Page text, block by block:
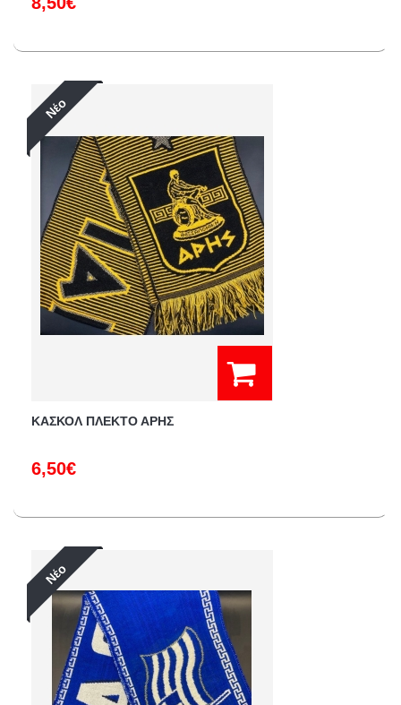
Νέο
ΚΑΣΚΟΛ ΠΛΕΚΤΟ ΑΡΗΣ
6,50€
Νέο